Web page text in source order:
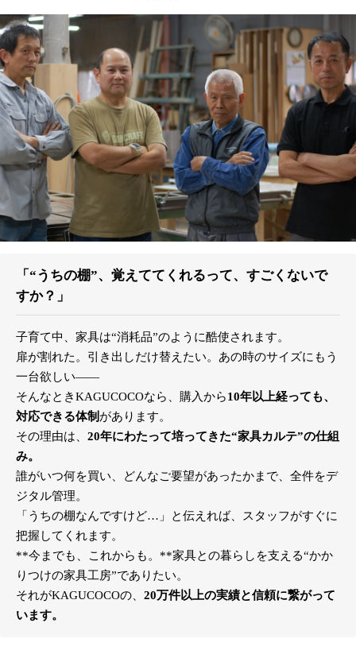
「“うちの棚”、覚えててくれるって、すごくないで
すか？」
子育て中、家具は“消耗品”のように酷使されます。
扉が割れた。引き出しだけ替えたい。あの時のサイズにもう
一台欲しい――
そんなときKAGUCOCOなら、購入から10年以上経っても、
対応できる体制 があります。
その理由は、 20年にわたって培ってきた“家具カルテ”の仕組
み。
誰がいつ何を買い、どんなご要望があったかまで、全件をデ
ジタル管理。
「うちの棚なんですけど…」と伝えれば、スタッフがすぐに
把握してくれます。
**今までも、これからも。**家具との暮らしを支える“かか
りつけの家具工房”でありたい。
それがKAGUCOCOの、 20万件以上の実績と信頼に繋がって
います。